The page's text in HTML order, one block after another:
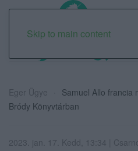
Skip to main content
Eger Ügye
Samuel Allo francia
Bródy Könyvtárban
2023. jan. 17. Kedd, 13:34 |